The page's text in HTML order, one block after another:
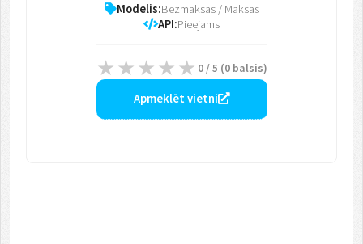
Modelis:Bezmaksas / Maksas
API:Pieejams
0/ 5 (0balsis)
Apmeklēt vietni